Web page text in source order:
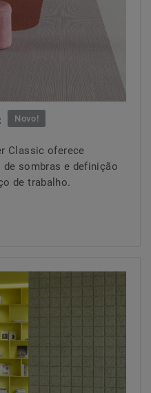
Novo!
Classic oferece
sombras e definição
de trabalho.